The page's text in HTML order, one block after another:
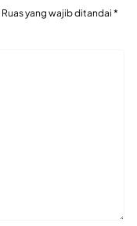
Ruas yang wajib ditandai *